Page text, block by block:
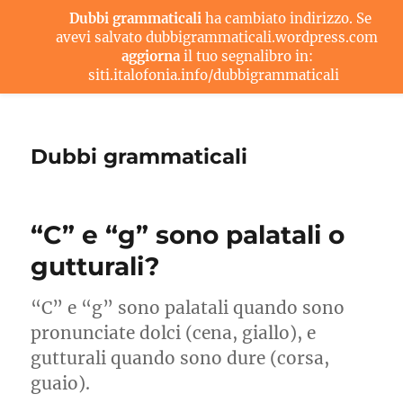
Dubbi grammaticali
“C” e “g” sono palatali o
gutturali?
“C” e “g” sono palatali quando sono
pronunciate dolci (cena, giallo), e
gutturali quando sono dure (corsa,
guaio).
Dubbi grammaticaliha cambiato indirizzo. Se
avevi salvato dubbigrammaticali.wordpress.com
aggiornail tuo segnalibro in:
siti.italofonia.info/dubbigrammaticali